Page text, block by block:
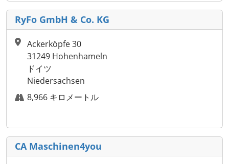
RyFo GmbH & Co. KG
Ackerköpfe 30
31249 Hohenhameln
ドイツ
Niedersachsen
8,966 キロメートル
CA Maschinen4you